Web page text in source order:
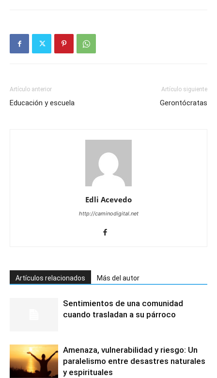
Artículo anterior
Educación y escuela
Artículo siguiente
Gerontócratas
Edli Acevedo
http://caminodigital.net
Artículos relacionados Más del autor
Sentimientos de una comunidad
cuando trasladan a su párroco
Amenaza, vulnerabilidad y riesgo: Un
paralelismo entre desastres naturales
y espirituales